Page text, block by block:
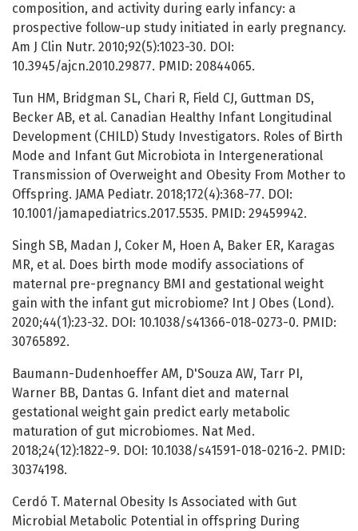
composition, and activity during early infancy: a
prospective follow-up study initiated in early pregnancy.
Am J Clin Nutr. 2010;92(5):1023-30. DOI:
10.3945/ajcn.2010.29877. PMID: 20844065.
Tun HM, Bridgman SL, Chari R, Field CJ, Guttman DS,
Becker AB, et al. Canadian Healthy Infant Longitudinal
Development (CHILD) Study Investigators. Roles of Birth
Mode and Infant Gut Microbiota in Intergenerational
Transmission of Overweight and Obesity From Mother to
Offspring. JAMA Pediatr. 2018;172(4):368-77. DOI:
10.1001/jamapediatrics.2017.5535. PMID: 29459942.
Singh SB, Madan J, Coker M, Hoen A, Baker ER, Karagas
MR, et al. Does birth mode modify associations of
maternal pre-pregnancy BMI and gestational weight
gain with the infant gut microbiome? Int J Obes (Lond).
2020;44(1):23-32. DOI: 10.1038/s41366-018-0273-0. PMID:
30765892.
Baumann-Dudenhoeffer AM, D'Souza AW, Tarr PI,
Warner BB, Dantas G. Infant diet and maternal
gestational weight gain predict early metabolic
maturation of gut microbiomes. Nat Med.
2018;24(12):1822-9. DOI: 10.1038/s41591-018-0216-2. PMID:
30374198.
Cerdó T. Maternal Obesity Is Associated with Gut
Microbial Metabolic Potential in offspring During